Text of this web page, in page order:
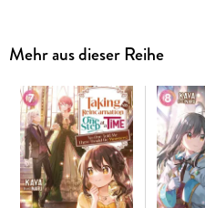
Kuntz tagging along for the
where it all began, she has a
Mehr aus dieser Reihe